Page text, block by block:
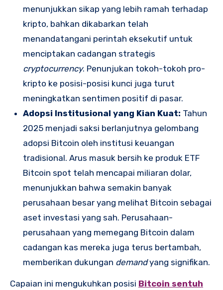
menunjukkan sikap yang lebih ramah terhadap
kripto, bahkan dikabarkan telah
menandatangani perintah eksekutif untuk
menciptakan cadangan strategis
cryptocurrency. Penunjukan tokoh-tokoh pro-
kripto ke posisi-posisi kunci juga turut
meningkatkan sentimen positif di pasar.
Adopsi Institusional yang Kian Kuat: Tahun
2025 menjadi saksi berlanjutnya gelombang
adopsi Bitcoin oleh institusi keuangan
tradisional. Arus masuk bersih ke produk ETF
Bitcoin spot telah mencapai miliaran dolar,
menunjukkan bahwa semakin banyak
perusahaan besar yang melihat Bitcoin sebagai
aset investasi yang sah. Perusahaan-
perusahaan yang memegang Bitcoin dalam
cadangan kas mereka juga terus bertambah,
memberikan dukungan demandyang signifikan.
Capaian ini mengukuhkan posisi Bitcoin sentuh